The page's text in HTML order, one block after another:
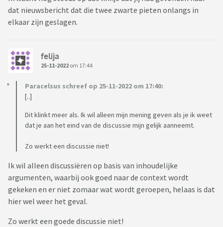
plek aanwezig zouden zijn. Pfff dat had in mijn ogen echt
heel fout kunnen aflopen.
protesteerde in een kindermuseum. Ze trokken hun kleding
uit. Ook dit vind ik een kwalijke zaak. Kinderen vragen hier
niet om en krijgen zomaar een naakte man of vrouw te zien.
Nog even los van kinderen die misschien al een trauma
helaas.
plaatsen gedemonstreerd mag worden. En in elk geval niet
op deze manier. Het recht van protest hoeft ook helemaal
niet ontnomen te worden, maar kan zich verplaatsen naar
Bijv Den- Haag.
dat nieuwsbericht dat die twee zwarte pieten onlangs in
elkaar zijn geslagen.
felija
25-11-2022 om 17:44
Paracelsus schreef op 25-11-2022 om 17:40:
[..]
Dit klinkt meer als. Ik wil alleen mijn mening geven als je ik weet
dat je aan het eind van de discussie mijn gelijk aanneemt.
Zo werkt een discussie niet!
Ik wil alleen discussiëren op basis van inhoudelijke
argumenten, waarbij ook goed naar de context wordt
gekeken en er niet zomaar wat wordt geroepen, helaas is dat
hier wel weer het geval.
Zo werkt een goede discussie niet!